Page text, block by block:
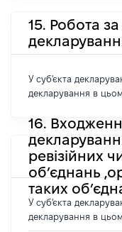
15. Робота
У суб'єкта
декларування в
16.
ревізійних
об’єднань
таких
У суб'єкта
декларування в